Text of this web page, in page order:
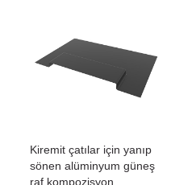
Kiremit çatılar için yanıp
sönen alüminyum güneş
raf kompozisyon